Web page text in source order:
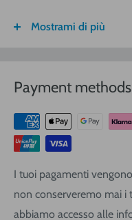
FASCIA DI
1-3(kg o m3 €
3-5(kg o
5-10(kg om 3) €
10-20 €
Mostrami di più
Payment methods
I tuoi pagamenti
non conserveremo mai i
abbiamo accesso alle